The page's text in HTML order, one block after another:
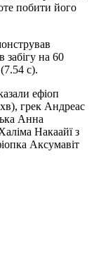
побити його
забігу на 60
с).
ефіоп
грек Андреас
Анна
Накаайї з
Аксумавіт